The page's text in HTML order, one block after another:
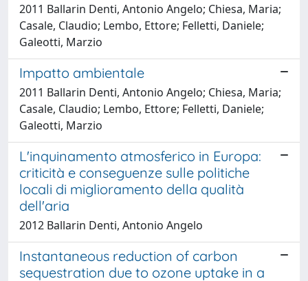
2011 Ballarin Denti, Antonio Angelo; Chiesa, Maria;
Casale, Claudio; Lembo, Ettore; Felletti, Daniele;
Galeotti, Marzio
Impatto ambientale
2011 Ballarin Denti, Antonio Angelo; Chiesa, Maria;
Casale, Claudio; Lembo, Ettore; Felletti, Daniele;
Galeotti, Marzio
L'inquinamento atmosferico in Europa:
criticità e conseguenze sulle politiche
locali di miglioramento della qualità
dell'aria
2012 Ballarin Denti, Antonio Angelo
Instantaneous reduction of carbon
sequestration due to ozone uptake in a